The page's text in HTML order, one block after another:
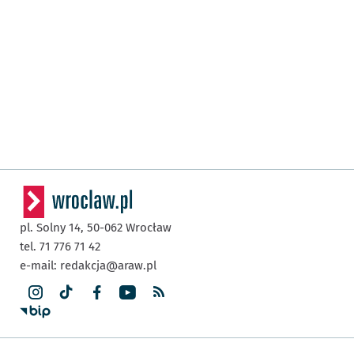
pl. Solny 14, 50-062 Wrocław
tel. 71 776 71 42
e-mail: redakcja@araw.pl